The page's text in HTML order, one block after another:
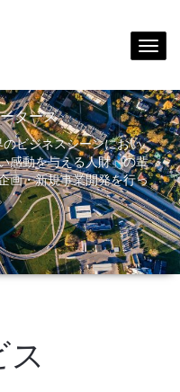
ターズ
ビジネスシーンにおい
感動を与える人財」の輩
画・新規事業開発を行っ
ス